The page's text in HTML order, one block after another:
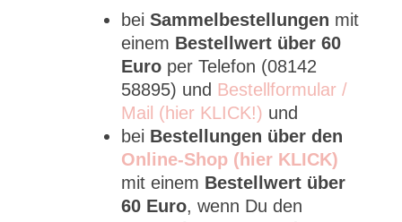
bei Sammelbestellungen mit
einem Bestellwert über 60
Euro per Telefon (08142
58895) und Bestellformular /
Mail (hier KLICK!) und
bei Bestellungen über den
Online-Shop (hier KLICK)
mit einem Bestellwert über
60 Euro, wenn Du den